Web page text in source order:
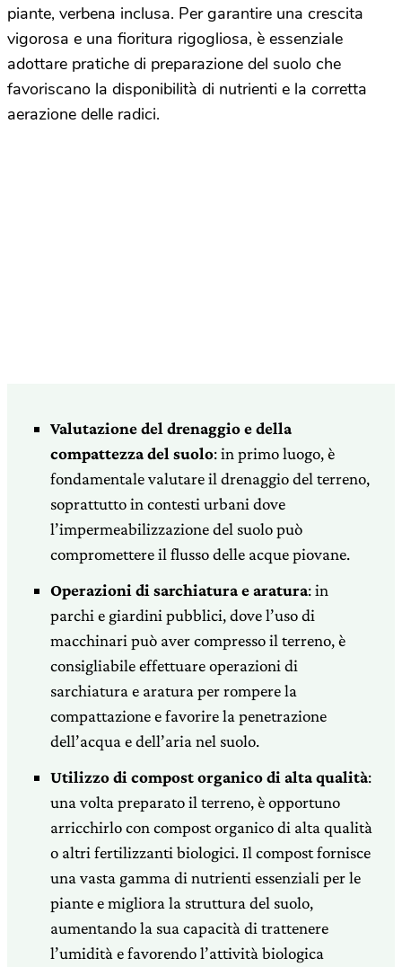
piante, verbena inclusa. Per garantire una crescita
vigorosa e una fioritura rigogliosa, è essenziale
adottare pratiche di preparazione del suolo che
favoriscano la disponibilità di nutrienti e la corretta
aerazione delle radici.
Valutazione del drenaggio e della
compattezza del suolo: in primo luogo, è
fondamentale valutare il drenaggio del terreno,
soprattutto in contesti urbani dove
l’impermeabilizzazione del suolo può
compromettere il flusso delle acque piovane.
Operazioni di sarchiatura e aratura: in
parchi e giardini pubblici, dove l’uso di
macchinari può aver compresso il terreno, è
consigliabile effettuare operazioni di
sarchiatura e aratura per rompere la
compattazione e favorire la penetrazione
dell’acqua e dell’aria nel suolo.
Utilizzo di compost organico di alta qualità:
una volta preparato il terreno, è opportuno
arricchirlo con compost organico di alta qualità
o altri fertilizzanti biologici. Il compost fornisce
una vasta gamma di nutrienti essenziali per le
piante e migliora la struttura del suolo,
aumentando la sua capacità di trattenere
l’umidità e favorendo l’attività biologica